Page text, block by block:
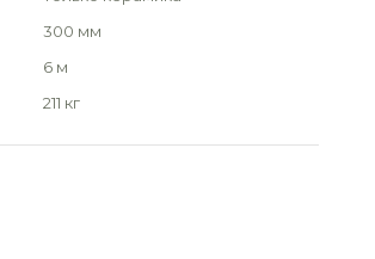
300 мм
6 м
211 кг